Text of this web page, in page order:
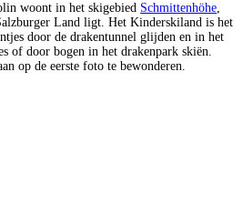
woont in het skigebied Schmittenhöhe,
Land ligt. Het Kinderskiland is het
door de drakentunnel glijden en in het
of door bogen in het drakenpark skiën.
op de eerste foto te bewonderen.